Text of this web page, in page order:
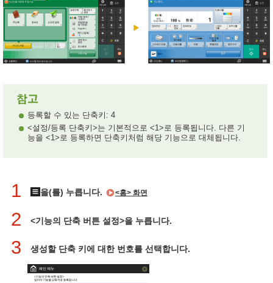
등록할 수 있는 단축키: 4
<설정/등록 단축키>는 기본적으로 <1>로 등록됩니다. 다른 기
능을 <1>로 등록하면 단축키처럼 해당 기능으로 대체됩니다.
1 을(를) 누릅니다. <홈> 화면
2 <기능의 단축 버튼 설정>을 누릅니다.
3 생성할 단축 키에 대한 번호를 선택합니다.